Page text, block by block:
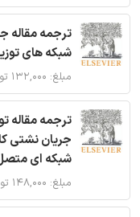
شبکه های
مبلغ: ۱۳۲,۰۰۰ تومان
ترجمه مقاله
جریان نشتی
شبکه ای
مبلغ: ۱۴۸,۰۰۰ تومان